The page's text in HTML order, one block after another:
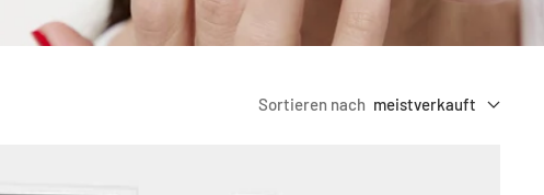
Sortieren nach meistverkauft